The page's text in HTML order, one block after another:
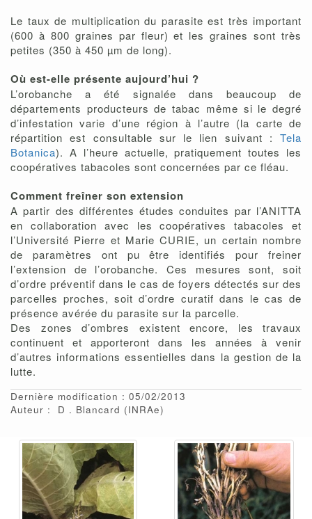
Le taux de multiplication du parasite est très important
(600 à 800 graines par fleur) et les graines sont très
petites (350 à 450 µm de long).
Où est-elle présente aujourd’hui ?
L’orobanche a été signalée dans beaucoup de
départements producteurs de tabac même si le degré
d’infestation varie d’une région à l’autre (la carte de
répartition est consultable sur le lien suivant : Tela
Botanica). A l’heure actuelle, pratiquement toutes les
coopératives tabacoles sont concernées par ce fléau.
Comment freîner son extension
A partir des différentes études conduites par l’ANITTA
en collaboration avec les coopératives tabacoles et
l’Université Pierre et Marie CURIE, un certain nombre
de paramètres ont pu être identifiés pour freiner
l’extension de l’orobanche. Ces mesures sont, soit
d’ordre préventif dans le cas de foyers détectés sur des
parcelles proches, soit d’ordre curatif dans le cas de
présence avérée du parasite sur la parcelle.
Des zones d’ombres existent encore, les travaux
continuent et apporteront dans les années à venir
d’autres informations essentielles dans la gestion de la
lutte.
Dernière modification : 05/02/2013
Auteur :
D Blancard (INRAe)